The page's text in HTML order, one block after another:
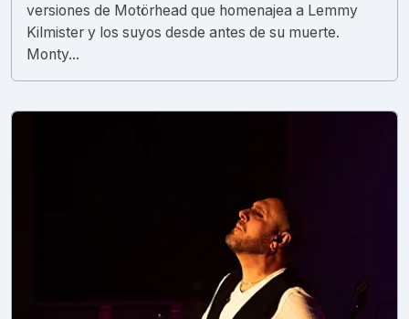
versiones de Motörhead que homenajea a Lemmy
Kilmister y los suyos desde antes de su muerte.
Monty...